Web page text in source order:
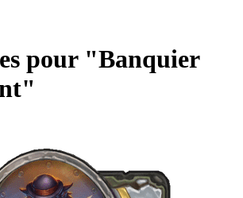
pour "Banquier